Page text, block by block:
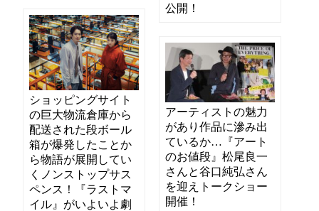
公開！
ショッピングサイト
の巨大物流倉庫から
配送された段ボール
箱が爆発したことか
ら物語が展開してい
くノンストップサス
ペンス！『ラストマ
イル』がいよいよ劇
アーティストの魅力
があり作品に滲み出
ているか…『アート
のお値段』松尾良一
さんと谷口純弘さん
を迎えトークショー
開催！